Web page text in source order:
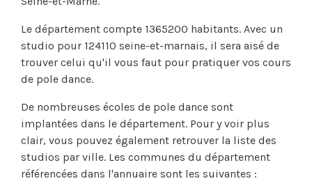
Le département compte 1365200 habitants. Avec un
studio pour 124110 seine-et-marnais, il sera aisé de
trouver celui qu'il vous faut pour pratiquer vos cours
de pole dance.
De nombreuses écoles de pole dance sont
implantées dans le département. Pour y voir plus
clair, vous pouvez également retrouver la liste des
studios par ville. Les communes du département
référencées dans l'annuaire sont les suivantes :